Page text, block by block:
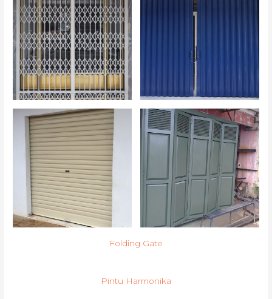
Folding Gate
Pintu Harmonika